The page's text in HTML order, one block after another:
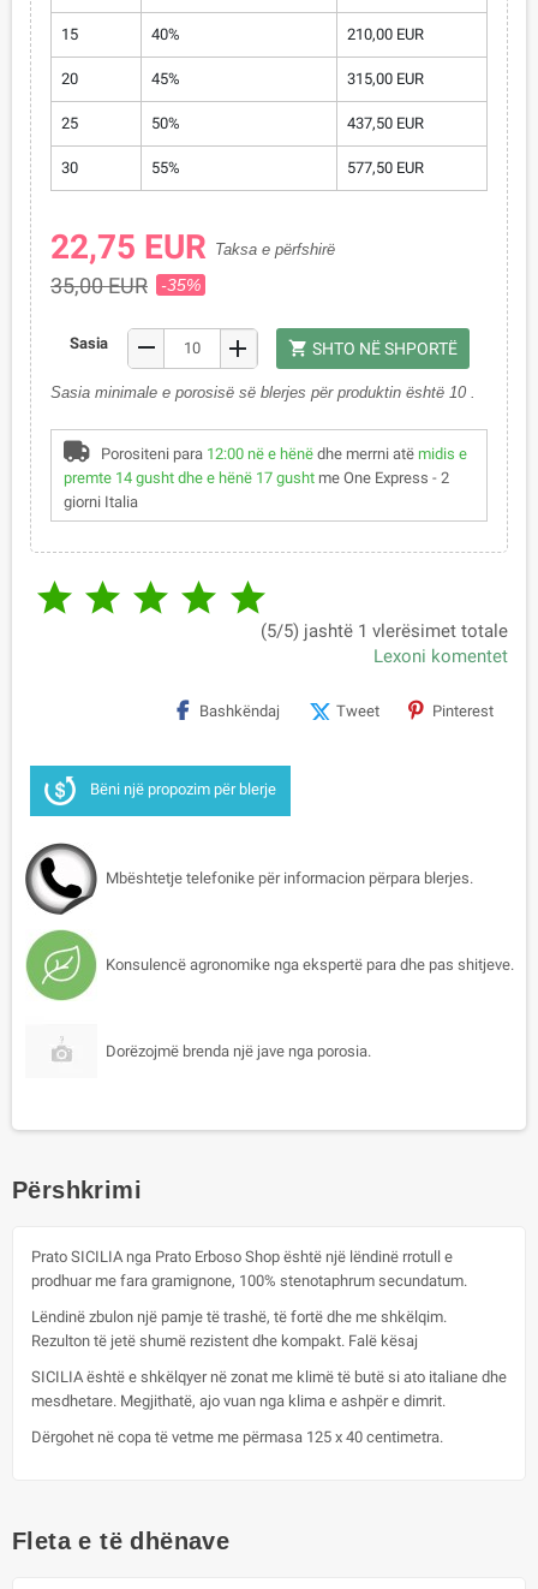
15 40% 210,00 EUR
20 45% 315,00 EUR
25 50% 437,50 EUR
30 55% 577,50 EUR
22,75 EUR Taksa e përfshirë
35,00 EUR -35%
Sasia remove add shopping_cart SHTO NË SHPORTË
Sasia minimale e porosisë së blerjes për produktin është 10 .
Porositeni para 12:00 në e hënëdhe merrni atë midis e
premte 14 gusht dhe e hënë 17 gusht me One Express - 2
giorni Italia
    
(5/5) jashtë 1 vlerësimet totale
Lexoni komentet
Bashkëndaj Tweet Pinterest
Bëni një propozim për blerje
Mbështetje telefonike për informacion përpara blerjes.
Konsulencë agronomike nga ekspertë para dhe pas shitjeve.
Dorëzojmë brenda një jave nga porosia.
Përshkrimi
Prato SICILIA nga Prato Erboso Shop është një lëndinë rrotull e
prodhuar me fara gramignone, 100% stenotaphrum secundatum.
Lëndinë zbulon një pamje të trashë, të fortë dhe me shkëlqim.
Rezulton të jetë shumë rezistent dhe kompakt. Falë kësaj
SICILIA është e shkëlqyer në zonat me klimë të butë si ato italiane dhe
mesdhetare. Megjithatë, ajo vuan nga klima e ashpër e dimrit.
Dërgohet në copa të vetme me përmasa 125 x 40 centimetra.
Fleta e të dhënave